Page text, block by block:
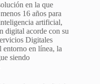
en la que
16 años para
artificial,
digital acorde con su
Digitales
en línea, la
siendo